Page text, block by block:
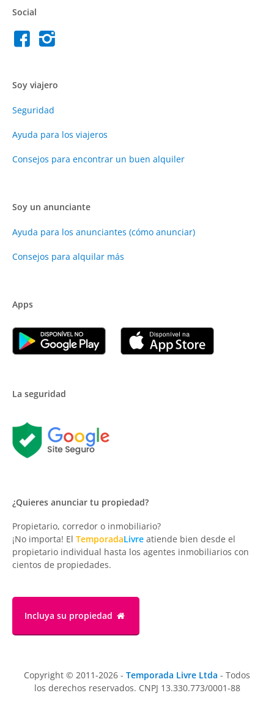
Social
Soy viajero
Seguridad
Ayuda para los viajeros
Consejos para encontrar un buen alquiler
Soy un anunciante
Ayuda para los anunciantes (cómo anunciar)
Consejos para alquilar más
Apps
La seguridad
¿Quieres anunciar tu propiedad?
Propietario, corredor o inmobiliario?
¡No importa! El TemporadaLivre atiende bien desde el
propietario individual hasta los agentes inmobiliarios con
cientos de propiedades.
Incluya su propiedad
Copyright © 2011-2026 - Temporada Livre Ltda - Todos
los derechos reservados. CNPJ 13.330.773/0001-88